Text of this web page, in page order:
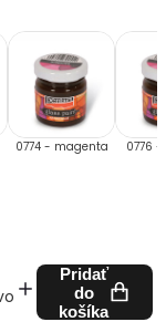
0774 - magenta 0776
Pridať
do
košíka